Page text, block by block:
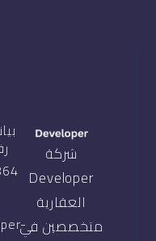
شركة
Developer
العقارية
متخصصين في